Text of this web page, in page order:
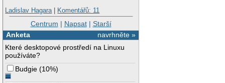
Ladislav Hagara| Komentářů: 11
Centrum | Napsat| Starší
navrhněte »
Anketa
Které desktopové prostředí na Linuxu
používáte?
Budgie (10%)